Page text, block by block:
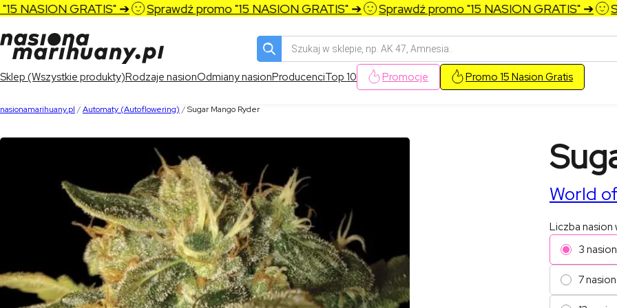
GRATIS" ➔ Sprawdź promo "15 NASION GRATIS" ➔ Sprawdź promo "15 NASION GRATIS" ➔
Wyszukiwarka
produktów
Sklep (Wszystkie produkty)Rodzaje nasionOdmiany nasionProducenciTop 10 Promocje Promo 15 Nasion Gratis
nasionamarihuany.pl /Automaty (Autoflowering) /Sugar Mango Ryder
World
Liczba nasion
3
7 nasion